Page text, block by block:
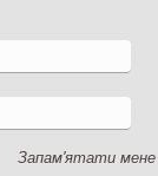
Запам'ятати мене